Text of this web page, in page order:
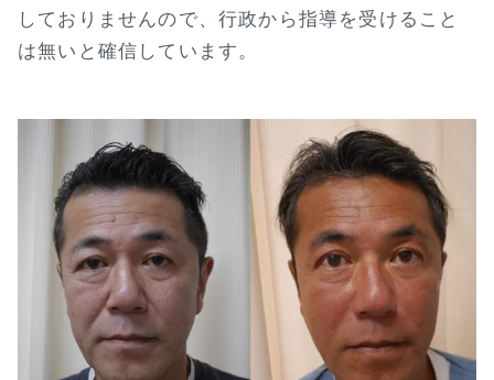
しておりませんので、行政から指導を受けること
は無いと確信しています。